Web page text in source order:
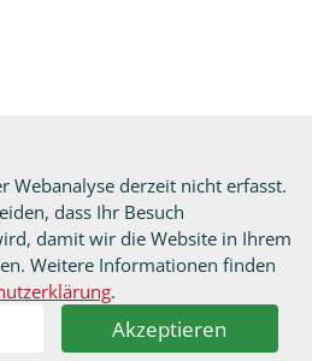
Webanalyse derzeit nicht erfasst.
dass Ihr Besuch
damit wir die Website in Ihrem
Weitere Informationen finden
.
Akzeptieren